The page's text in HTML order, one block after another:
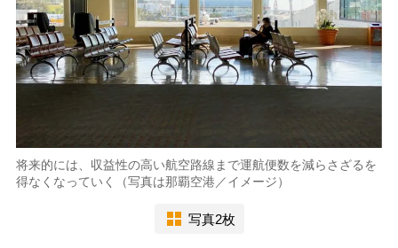
将来的には、収益性の高い航空路線まで運航便数を減らさざるを
得なくなっていく（写真は那覇空港／イメージ）
写真2枚